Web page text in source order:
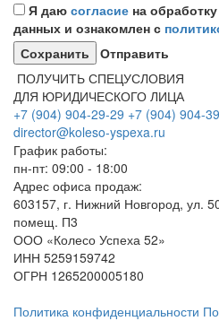
Я даю согласие на
данных и ознакомлен с
Отправить
ПОЛУЧИТЬ СПЕЦУСЛОВИЯ
ДЛЯ ЮРИДИЧЕСКОГО ЛИЦА
+7 (904) 904-29-29 +7 (904) 904-
director@koleso-yspexa.ru
График работы:
пн-пт: 09:00 - 18:00
Адрес офиса продаж:
603157, г. Нижний Новгород, ул.
помещ. П3
ООО «Колесо Успеха 52»
ИНН 5259159742
ОГРН 1265200005180
Политика конфиденциальности